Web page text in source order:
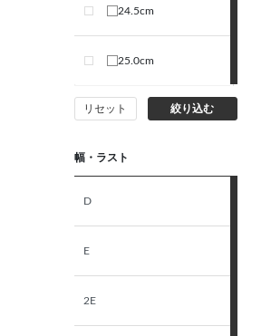
24.5cm
25.0cm
リセット 絞り込む
幅・ラスト
D
E
2E